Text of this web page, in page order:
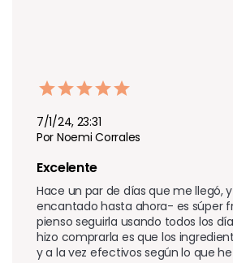
7/1/24, 23:31
Por Noemi Corrales
Excelente
Hace un par de días que me llegó,
encantado hasta ahora- es súper
pienso seguirla usando todos los
hizo comprarla es que los
y a la vez efectivos según lo que